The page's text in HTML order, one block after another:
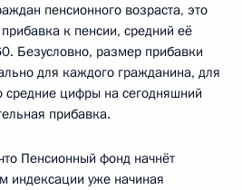
пенсионного возраста, это
к пенсии, средний её
Безусловно, размер прибавки
для каждого гражданина, для
средние цифры на сегодняшний
прибавка.
Пенсионный фонд начнёт
индексации уже начиная